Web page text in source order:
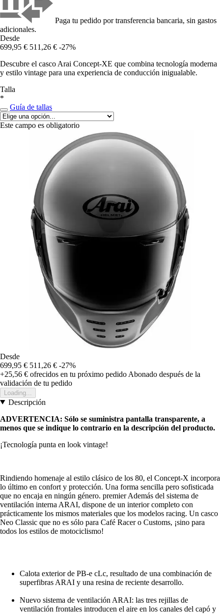
Paga tu pedido por transferencia bancaria, sin gastos
adicionales.
Desde
699,95 € 511,26 € -27%
Descubre el casco Arai Concept-XE que combina tecnología moderna
y estilo vintage para una experiencia de conducción inigualable.
Talla
*
Guía de tallas
Este campo es obligatorio
Desde
699,95 € 511,26 € -27%
+25,56 € ofrecidos en tu próximo pedido Abonado después de la
validación de tu pedido
Loading...
Descripción
ADVERTENCIA: Sólo se suministra pantalla transparente, a
menos que se indique lo contrario en la descripción del producto.
¡Tecnología punta en look vintage!
Rindiendo homenaje al estilo clásico de los 80, el Concept-X incorpora
lo último en confort y protección. Una forma sencilla pero sofisticada
que no encaja en ningún género. premier Además del sistema de
ventilación interna ARAI, dispone de un interior completo con
prácticamente los mismos materiales que los modelos racing. Un casco
Neo Classic que no es sólo para Café Racer o Customs, ¡sino para
todos los estilos de motociclismo!
Calota exterior de PB-e cLc, resultado de una combinación de
superfibras ARAI y una resina de reciente desarrollo.
Nuevo sistema de ventilación ARAI: las tres rejillas de
ventilación frontales introducen el aire en los canales del capó y